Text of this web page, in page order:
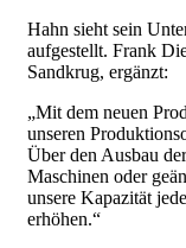
Hahn sieht sein
aufgestellt.Frank
Sandkrug, ergänzt:
„Mit dem neuen
unseren
Über den Ausbau
Maschinen oder
unsere Kapazität
erhöhen.“